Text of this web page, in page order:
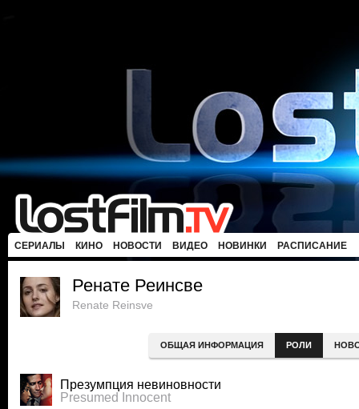
СЕРИАЛЫ КИНО НОВОСТИ ВИДЕО НОВИНКИ РАСПИСАНИЕ
Ренате Реинсве
Renate Reinsve
ОБЩАЯ ИНФОРМАЦИЯ РОЛИ
Презумпция невиновности
Presumed Innocent